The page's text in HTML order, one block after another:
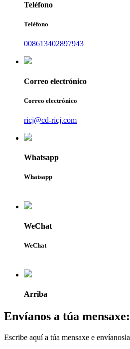
Teléfono
Teléfono
008613402897943
Correo electrónico
Correo electrónico
ricj@cd-ricj.com
Whatsapp
Whatsapp
WeChat
WeChat
Arriba
Envíanos a túa mensaxe:
Escribe aquí a túa mensaxe e envíanosla